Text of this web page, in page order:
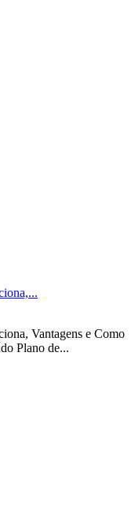
Vantagens e Como
Plano de...